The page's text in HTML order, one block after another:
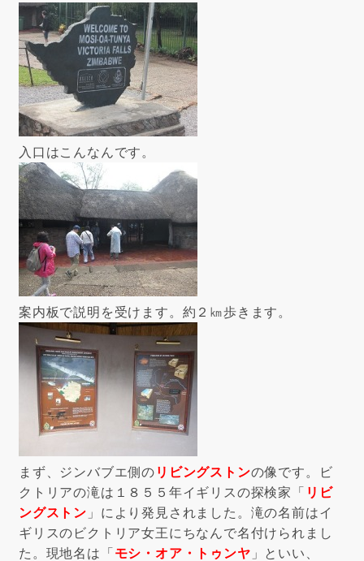
入口はこんなんです。
案内板で説明を受けます。約２㎞歩きます。
まず、ジンバブエ側の リビングストンの像です。ビ
クトリアの滝は１８５５年イギリスの探検家「 リビ
ングストン 」により発見されました。滝の名前はイ
ギリスのビクトリア女王にちなんで名付けられまし
た。現地名は「 モシ・オア・トゥンヤ 」といい、